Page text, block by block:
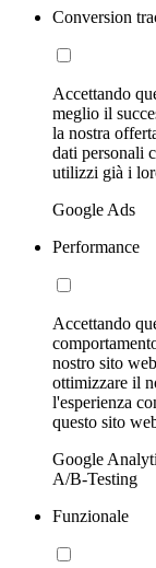
Conversion
Accettando
meglio il
la nostra
dati personali
utilizzi già i
Google Ads
Performance
Accettando
nostro sito
ottimizzare il
l'esperienza
questo sito
Google
A/B-Testing
Funzionale